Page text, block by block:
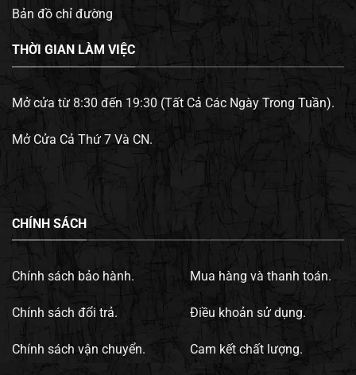
Bản đồ chỉ đường
THỜI GIAN LÀM VIỆC
Mở cửa từ 8:30 đến 19:30 (Tất Cả Các Ngày Trong Tuần).
Mở Cửa Cả Thứ 7 Và CN.
CHÍNH SÁCH
Chính sách bảo hành.
Chính sách đổi trả.
Chính sách vận chuyển.
Mua hàng và thanh toán.
Điều khoản sử dụng.
Cam kết chất lượng.